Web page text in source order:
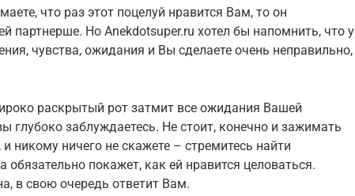
что раз этот поцелуй нравится Вам, то он
партнерше. Но Anekdotsuper.ru хотел бы напомнить, что у
чувства, ожидания и Вы сделаете очень неправильно,
раскрытый рот затмит все ожидания Вашей
глубоко заблуждаетесь. Не стоит, конечно и зажимать
никому ничего не скажете – стремитесь найти
покажет, как ей нравится целоваться.
в свою очередь ответит Вам.